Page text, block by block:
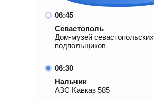
06:45
Севастополь
Дом-музей севастопольских
подпольщиков
06:30
Нальчик
АЗС Кавказ 585